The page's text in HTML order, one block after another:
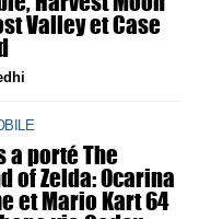
Valley et Case
a porté The
of Zelda: Ocarina
et Mario Kart 64